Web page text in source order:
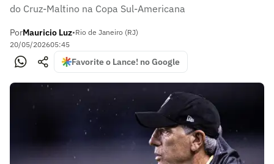
do Cruz-Maltino na Copa Sul-Americana
PorMauricio Luz•Rio de Janeiro (RJ)
20/05/202605:45
Favorite o Lance! no Google